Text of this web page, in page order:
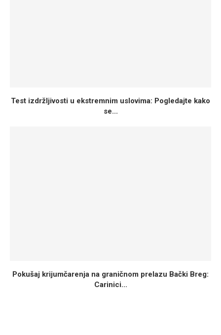
Test izdržljivosti u ekstremnim uslovima: Pogledajte kako
se...
Pokušaj krijumčarenja na graničnom prelazu Bački Breg:
Carinici...